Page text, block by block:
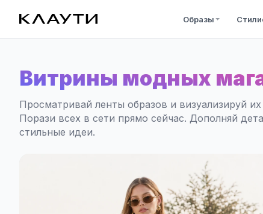
Образы
Витрины модных
Просматривай ленты образов и визуализируй
Порази всех в сети прямо сейчас. Дополняй
стильные идеи.